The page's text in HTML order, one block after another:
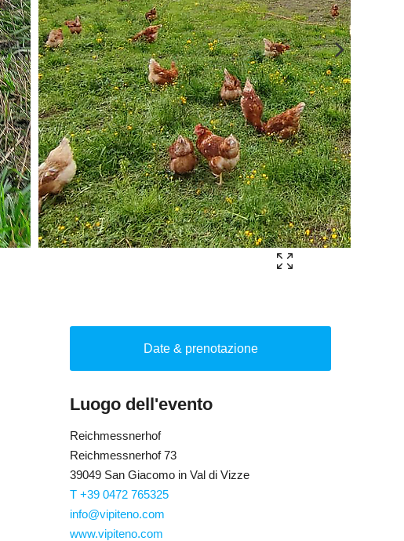
Date & prenotazione
Luogo dell'evento
Reichmessnerhof
Reichmessnerhof 73
39049 San Giacomo in Val di Vizze
T +39 0472 765325
info@vipiteno.com
www.vipiteno.com